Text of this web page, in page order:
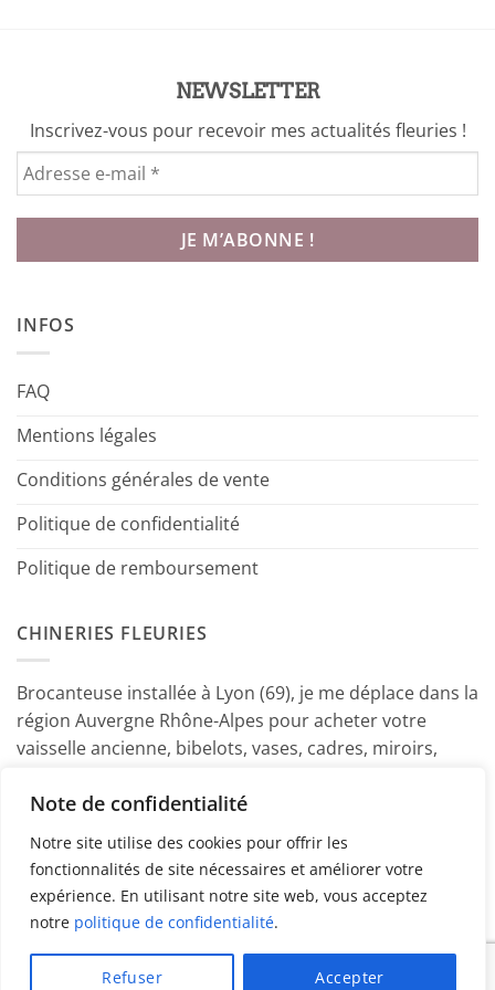
Note de confidentialité
Notre site utilise des cookies pour offrir les
fonctionnalités de site nécessaires et améliorer votre
expérience. En utilisant notre site web, vous acceptez
notre politique de confidentialité.
Refuser Accepter
NEWSLETTER
Inscrivez-vous pour recevoir mes actualités fleuries !
INFOS
FAQ
Mentions légales
Conditions générales de vente
Politique de confidentialité
Politique de remboursement
CHINERIES FLEURIES
Brocanteuse installée à Lyon (69), je me déplace dans la
région Auvergne Rhône-Alpes pour acheter votre
vaisselle ancienne, bibelots, vases, cadres, miroirs,
Marine
PayPal
AmericanMasterCard
Visa